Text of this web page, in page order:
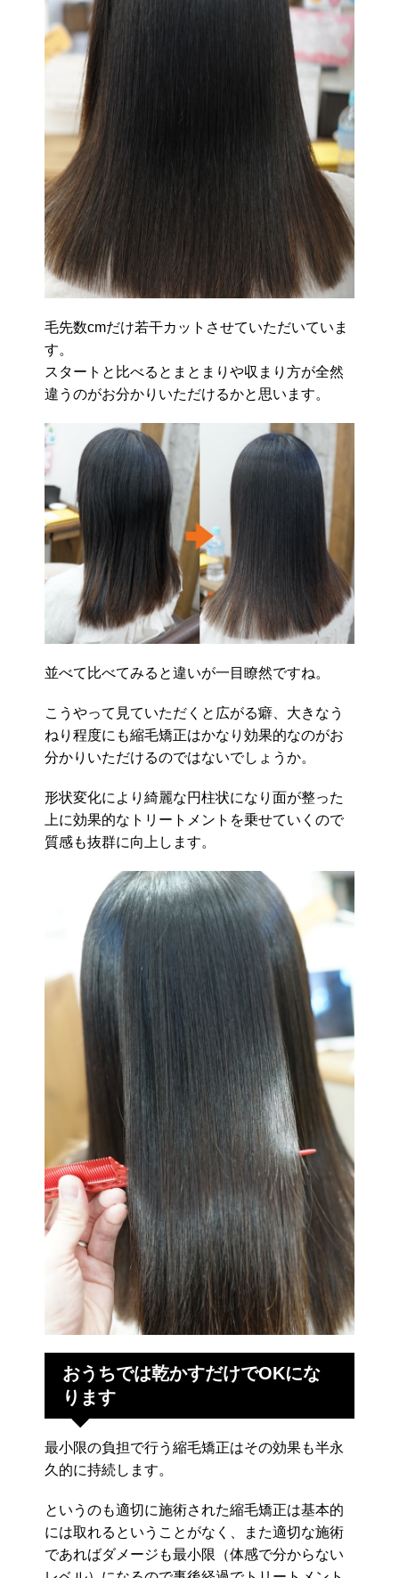
毛先数cmだけ若干カットさせていただいていま
す。
スタートと比べるとまとまりや収まり方が全然
違うのがお分かりいただけるかと思います。
並べて比べてみると違いが一目瞭然ですね。
こうやって見ていただくと広がる癖、大きなう
ねり程度にも縮毛矯正はかなり効果的なのがお
分かりいただけるのではないでしょうか。
形状変化により綺麗な円柱状になり面が整った
上に効果的なトリートメントを乗せていくので
質感も抜群に向上します。
おうちでは乾かすだけでOKにな
ります
最小限の負担で行う縮毛矯正はその効果も半永
久的に持続します。
というのも適切に施術された縮毛矯正は基本的
には取れるということがなく、また適切な施術
であればダメージも最小限（体感で分からない